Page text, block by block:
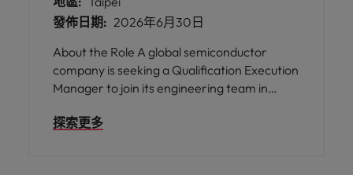
發佈日期: 2026年6月30日
About the Role A global semiconductor
company is seeking a Qualification Execution
Manager to join its engineering team in
qualification activities and reliability
探索更多